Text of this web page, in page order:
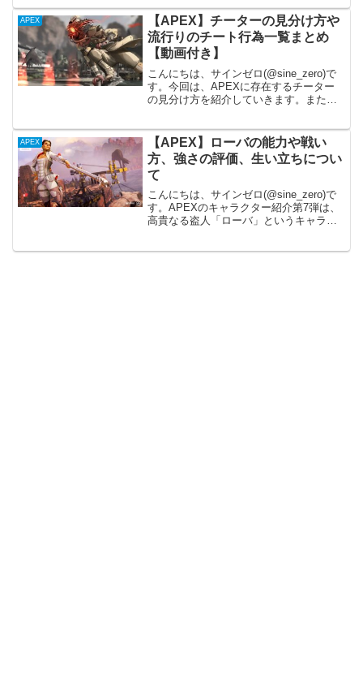
「生い立ち」について紹介します。ワッ
トソン...
APEX
【APEX】チーターの見分け方や
流行りのチート行為一覧まとめ
【動画付き】
こんにちは、サインゼロ(@sine_zero)で
す。今回は、APEXに存在するチーター
の見分け方を紹介していきます。また、
は？異常な当て感チーターの特徴とし
て、銃撃時の...
APEX
【APEX】ローバの能力や戦い
方、強さの評価、生い立ちについ
て
こんにちは、サインゼロ(@sine_zero)で
す。APEXのキャラクター紹介第7弾は、
高貴なる盗人「ローバ」というキャラク